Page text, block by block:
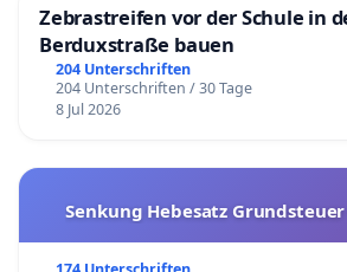
Zebrastreifen vor der Schule in
Berduxstraße bauen
204 Unterschriften
204 Unterschriften / 30 Tage
8 Jul 2026
Senkung Hebesatz